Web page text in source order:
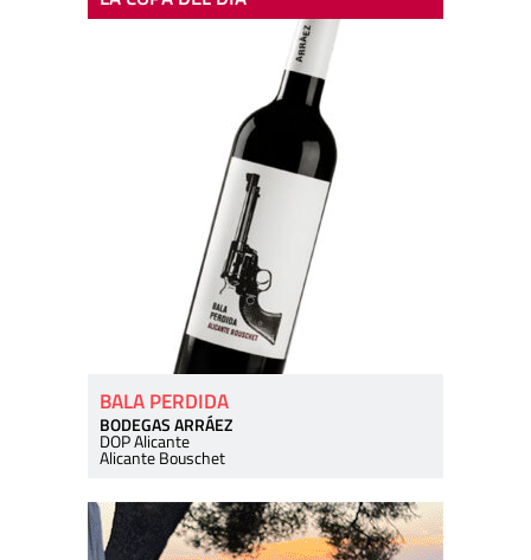
BALA PERDIDA
BODEGAS ARRÁEZ
DOP Alicante
Alicante Bouschet